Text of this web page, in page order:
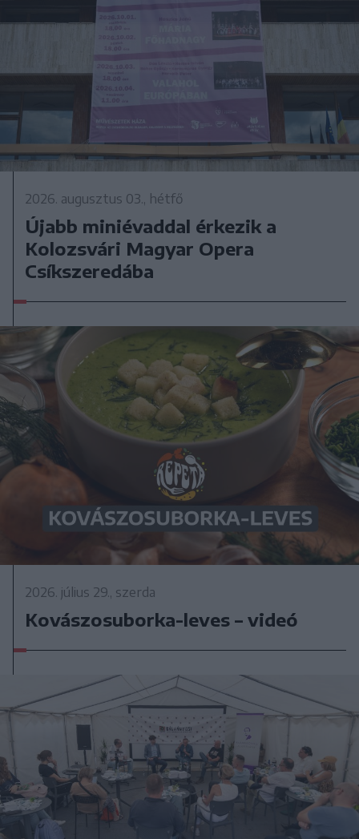
2026. augusztus 03., hétfő
Újabb miniévaddal érkezik a
Kolozsvári Magyar Opera
Csíkszeredába
2026. július 29., szerda
Kovászosuborka-leves – videó